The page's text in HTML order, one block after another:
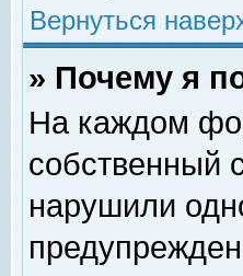
Вернуться
» Почему я
На каждом
собственный
нарушили